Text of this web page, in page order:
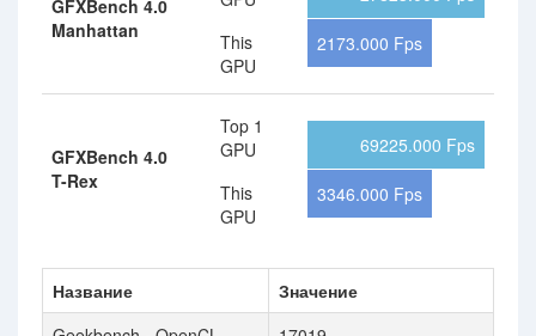
GFXBench 4.0
Manhattan
This
GPU
2173.000 Fps
GFXBench 4.0
T-Rex
Top 1
GPU
This
GPU
69225.000 Fps
3346.000 Fps
Название
Значение